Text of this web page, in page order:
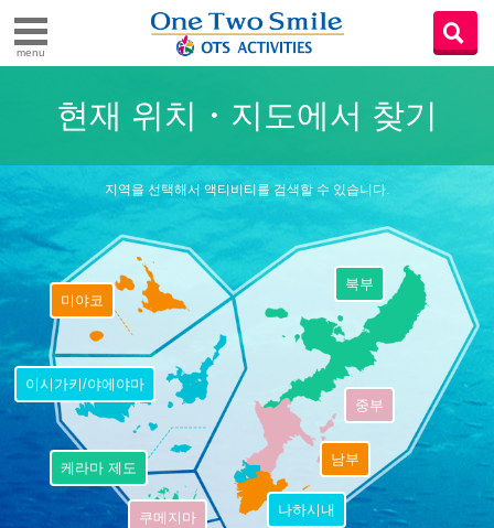
menu
현재 위치・지도에서 찾기
지역을 선택해서 액티비티를 검색할 수 있습니다.
미야코
이시가키/야에야마
케라마 제도
쿠메지마
북부
중부
남부
나하시내